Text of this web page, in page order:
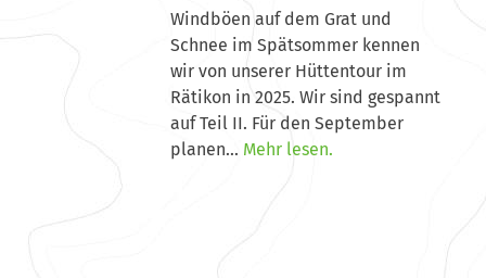
Windböen auf dem Grat und
Schnee im Spätsommer kennen
wir von unserer Hüttentour im
Rätikon in 2025. Wir sind gespannt
auf Teil II. Für den September
planen... Mehr lesen.